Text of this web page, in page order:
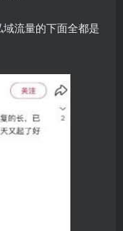
流量的下面全都是